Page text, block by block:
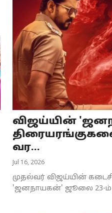
விஜய்யின்
வர...
Jul 16, 2026
முதல்வர் விஜய்யின்
'ஜனநாயகன்' ஜூலை 23-ம்